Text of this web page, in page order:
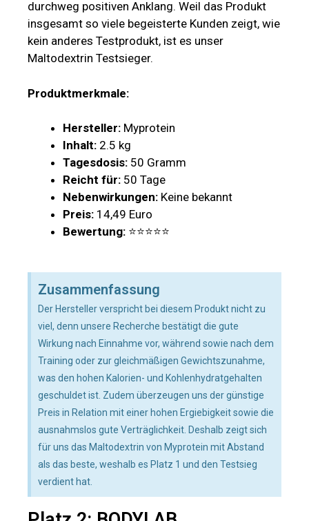
durchweg positiven Anklang. Weil das Produkt
insgesamt so viele begeisterte Kunden zeigt, wie
kein anderes Testprodukt, ist es unser
Maltodextrin Testsieger.
Produktmerkmale:
Hersteller: Myprotein
Inhalt: 2.5 kg
Tagesdosis: 50 Gramm
Reicht für: 50 Tage
Nebenwirkungen: Keine bekannt
Preis: 14,49 Euro
Bewertung: ⭐⭐⭐⭐⭐
Zusammenfassung
Der Hersteller verspricht bei diesem Produkt nicht zu
viel, denn unsere Recherche bestätigt die gute
Wirkung nach Einnahme vor, während sowie nach dem
Training oder zur gleichmäßigen Gewichtszunahme,
was den hohen Kalorien- und Kohlenhydratgehalten
geschuldet ist. Zudem überzeugen uns der günstige
Preis in Relation mit einer hohen Ergiebigkeit sowie die
ausnahmslos gute Verträglichkeit. Deshalb zeigt sich
für uns das Maltodextrin von Myprotein mit Abstand
als das beste, weshalb es Platz 1 und den Testsieg
verdient hat.